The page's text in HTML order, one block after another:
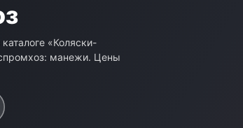
«Коляски-
манежи. Цены